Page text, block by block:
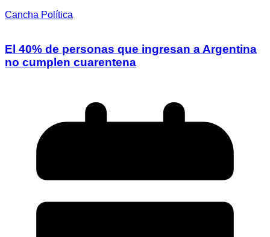
Cancha Política
El 40% de personas que ingresan a Argentina
no cumplen cuarentena